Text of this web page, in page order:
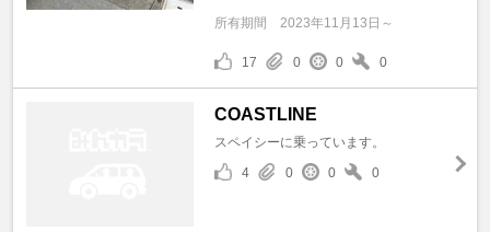
所有期間 2023年11月13日～
17 0 0 0
COASTLINE
スペイシーに乗っています。
4
0 0 0